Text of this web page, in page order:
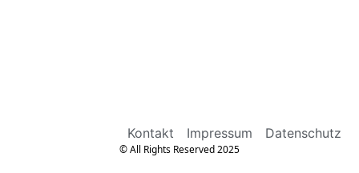
Kontakt Impressum Datenschutz
© All Rights Reserved 2025